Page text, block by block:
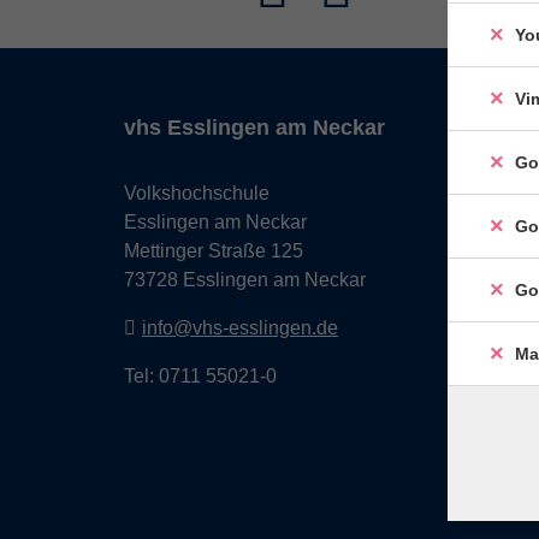
vhs Esslingen am Neckar
Volkshochschule
Esslingen am Neckar
Mettinger Straße 125
73728 Esslingen am Neckar
info@vhs-esslingen.de
Tel: 0711 55021-0